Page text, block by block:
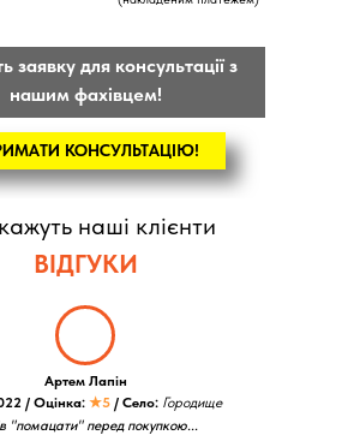
КОНСУЛЬТАЦІЮ!
заявку для консультації з
нашим фахівцем!
наші клієнти
ВІДГУКИ
"помацати" перед покупкою...
Артем Лапін
/ Оцінка: ★5 / Село: Городище